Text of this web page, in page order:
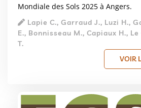
Mondiale des Sols 2025 à Angers.
Lapie C., Garraud J., Luzi H.,
E., Bonnisseau M., Capiaux H.,
T.
VOIR